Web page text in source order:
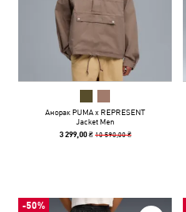
Анорак PUMA x REPRESENT
Jacket Men
3 299,00 ₴ 10 590,00 ₴
-50%